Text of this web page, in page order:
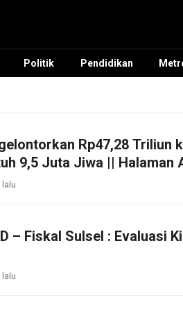
Politik Pendidikan
Rp47,28 Triliun
9,5 Juta Jiwa || Halaman
lalu
– Fiskal Sulsel : Evaluasi
lalu